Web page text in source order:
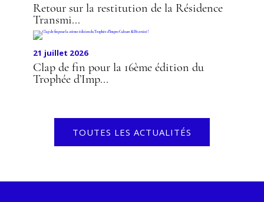
Retour sur la restitution de la Résidence
Transmi...
21 juillet 2026
Clap de fin pour la 16ème édition du
Trophée d’Imp...
TOUTES LES ACTUALITÉS